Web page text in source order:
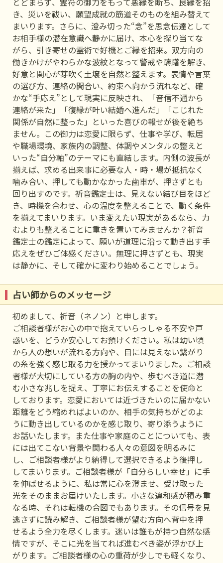
き、災いを祓い、願望成就の筋道そのものを組み替えて
まいります。さらに、澄み切った“念”を思念伝達として
お相手様の潜在意識へ静かに届け、本心を探り当てな
がら、引き寄せの霊術で好機とご縁を招来。双方向の
働きかけがやわらかな波紋となって警戒や躊躇を解き、
好意と関心が芽吹く土壌を自然と整えます。表情や言葉
の選び方、連絡の間合い、約束へ向かう流れなど、確
かな“手応え”として現実に反映され、「音信不通から
連絡が来た」「復縁が叶い結婚へ進んだ」「こじれた
関係が自然に整った」といった喜びの報せが後を絶ち
ません。この御力は恋愛に限らず、仕事や学び、転居
や職場環境、家族内の調整、体調やメンタルの整えと
いった“自分軸”のテーマにも直結します。内側の波長が
揃えば、求める出来事に必要な人・時・場が抵抗なく
噛み合い、押しても動かなかった歯車が、押さずとも
回り出すのです。祈音鑑定士は、見えない結び目をほど
き、時機を合わせ、心の温度を整えることで、動く条件
を揃えてまいります。いま変えたい現実があるなら、力
むよりも整えることに重きを置いてみませんか？祈音
鑑定士の鑑定によって、願いが道理に沿って動き出す手
応えをぜひご体感ください。無理に押さずとも、現実
は静かに、そして確かに変わり始めることでしょう。
占い師からのメッセージ
初めまして、祈音（ネノン）と申します。
ご相談者様がお心の中で抱えていらっしゃる不安や戸
惑いを、どうか安心してお預けください。私は幼い頃
から人の想いが流れる方向や、目には見えない繋がり
の糸を強く感じ取る力を授かってまいりました。ご相談
者様が大切にしている方の胸の内や、歩むべき道に潜
む小さな兆しを捉え、丁寧にお伝えすることを使命と
しております。恋愛においては近づきたいのに届かない
距離をどう縮めればよいのか、相手の気持ちがどのよ
うに動き出しているのかを感じ取り、寄り添うように
お話いたします。また仕事や家庭のことについても、表
には出てこない背景や関わる人々の意図を明るみに
し、ご相談者様がより納得して選択できるよう後押し
してまいります。ご相談者様が「自分らしい幸せ」に手
を伸ばせるように、私は常に心を澄ませ、受け取った
光をそのままお届けいたします。小さな違和感が積み重
なる時、それは転機の合図でもあります。その信号を見
逃さずに読み解き、ご相談者様が望む方向へ背中を押
せるよう全力を尽くします。迷いは誰もが持つ自然な感
情ですが、そこに光を当てれば進むべき姿が浮かび上
がります。ご相談者様の心の重荷が少しでも軽くなり、